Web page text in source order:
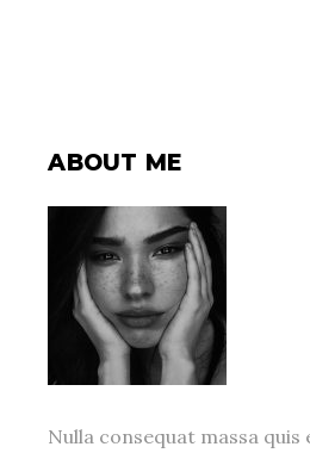
ABOUT ME
Nulla consequat massa quis